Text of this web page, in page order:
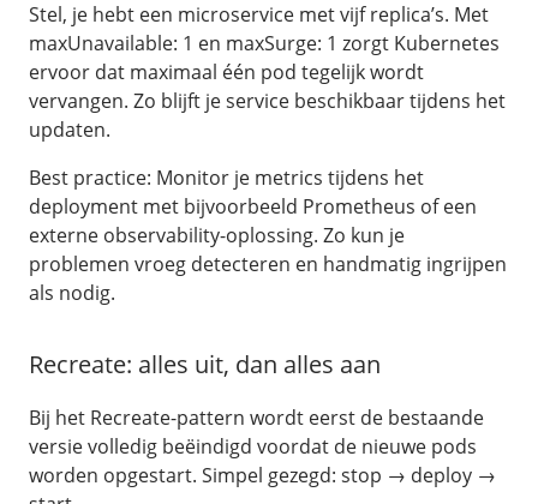
/Networking
HA-IP
Load Balancer
Private Network
/Storage
Acronis Cyber Protect
Block Storage
Weekly Backups
API
Fast Installs
Netwerk
Stel, je hebt een microservice met vijf replica’s. Met
maxUnavailable: 1 en maxSurge: 1 zorgt Kubernetes
ervoor dat maximaal één pod tegelijk wordt
vervangen. Zo blijft je service beschikbaar tijdens het
updaten.
Best practice: Monitor je metrics tijdens het
deployment met bijvoorbeeld Prometheus of een
externe observability-oplossing. Zo kun je
problemen vroeg detecteren en handmatig ingrijpen
als nodig.
Recreate: alles uit, dan alles aan
Bij het Recreate-pattern wordt eerst de bestaande
versie volledig beëindigd voordat de nieuwe pods
worden opgestart. Simpel gezegd: stop → deploy →